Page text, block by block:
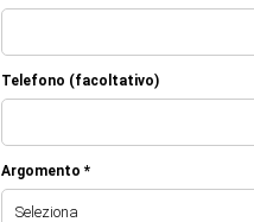
Telefono (facoltativo)
Argomento *